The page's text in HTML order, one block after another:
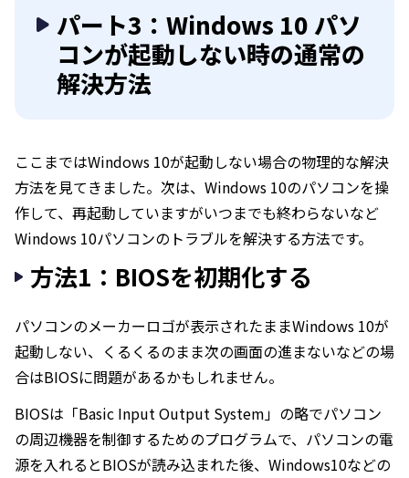
パート3：Windows 10 パソ
コンが起動しない時の通常の
解決方法
ここまではWindows 10が起動しない場合の物理的な解決
方法を見てきました。次は、Windows 10のパソコンを操
作して、再起動していますがいつまでも終わらないなど
Windows 10パソコンのトラブルを解決する方法です。
方法1：BIOSを初期化する
パソコンのメーカーロゴが表示されたままWindows 10が
起動しない、くるくるのまま次の画面の進まないなどの場
合はBIOSに問題があるかもしれません。
BIOSは「Basic Input Output System」の略でパソコン
の周辺機器を制御するためのプログラムで、パソコンの電
源を入れるとBIOSが読み込まれた後、Windows10などの